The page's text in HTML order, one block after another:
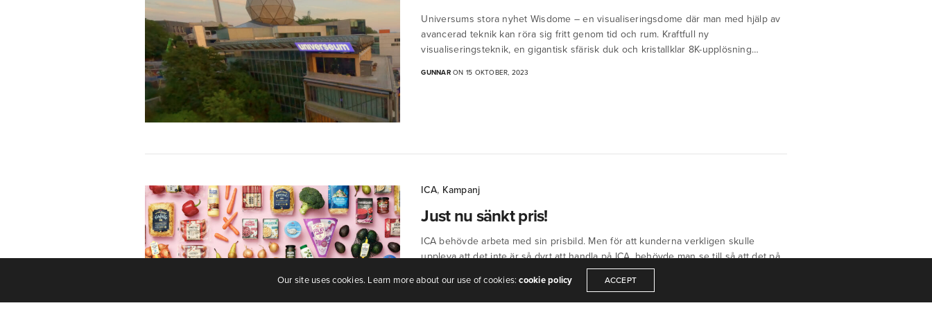
Universums stora nyhet Wisdome – en visualiseringsdome där man med hjälp av
avancerad teknik kan röra sig fritt genom tid och rum. Kraftfull ny
visualiseringsteknik, en gigantisk sfärisk duk och kristallklar 8K-upplösning…
GUNNARON 15 OKTOBER, 2023
ICA, Kampanj
Just nu sänkt pris!
ICA behövde arbeta med sin prisbild. Men för att kunderna verkligen skulle
uppleva att det inte är så dyrt att handla på ICA, behövde man se till så att det på
Our site uses cookies. Learn more about our use of cookies:cookie policy ACCEPT